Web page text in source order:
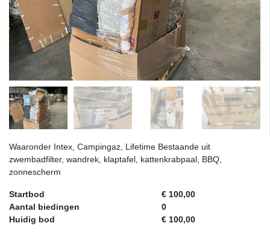
Waaronder Intex, Campingaz, Lifetime Bestaande uit
zwembadfilter, wandrek, klaptafel, kattenkrabpaal, BBQ,
zonnescherm
Startbod
€ 100,00
Aantal biedingen
0
Huidig bod
€ 100,00